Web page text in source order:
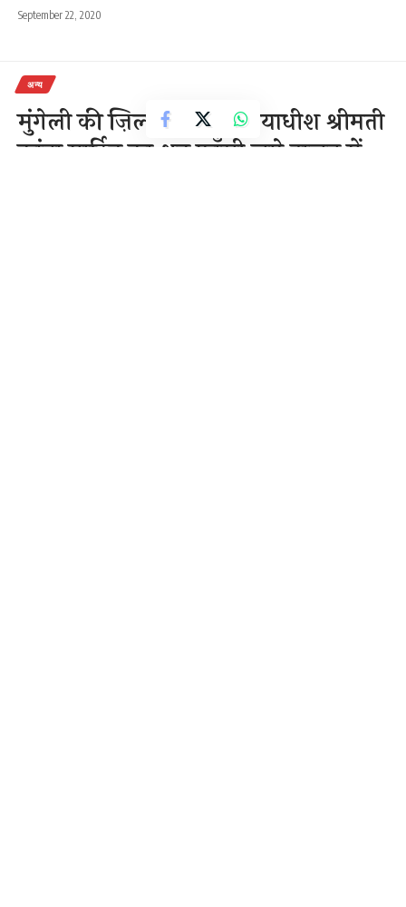
September 22, 2020
अन्य
मुंगेली की ज़िला एवं सत्र न्यायाधीश श्रीमती
कांता मार्टिन का शव फाँसी लगे हालत में